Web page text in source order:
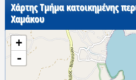
Χάρτης Τμήμα κατοικημένης
Χαμάκου
+
-